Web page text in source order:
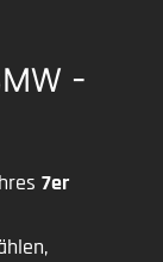
-
7er